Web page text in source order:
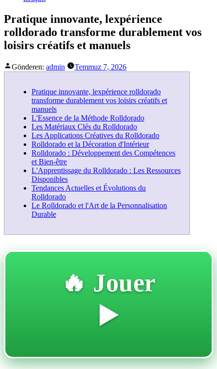
Pratique innovante, lexpérience
rolldorado transforme durablement vos
loisirs créatifs et manuels
Gönderen: admin Temmuz 7, 2026
Pratique innovante, lexpérience rolldorado
transforme durablement vos loisirs créatifs et
manuels
L'Essence de la Méthode Rolldorado
Les Matériaux Clés du Rolldorado
Les Applications Créatives du Rolldorado
Rolldorado et la Décoration d'Intérieur
Rolldorado : Développement des Compétences
et Bien-être
L'Apprentissage du Rolldorado : Les Ressources
Disponibles
Tendances Actuelles et Évolutions du
Rolldorado
Le Rolldorado et l'Art de la Personnalisation
Durable
🔥 Jouer
▶️